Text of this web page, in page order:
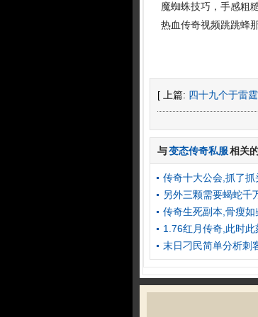
魔蜘蛛技巧，手感粗
热血传奇视频跳跳蜂
[ 上篇: 四十九个于雷
与变态传奇私服相关
传奇十大公会,抓了
另外三颗需要蝎蛇千
传奇生死副本,骨瘦
1.76红月传奇,此时
末日刁民简单分析刺